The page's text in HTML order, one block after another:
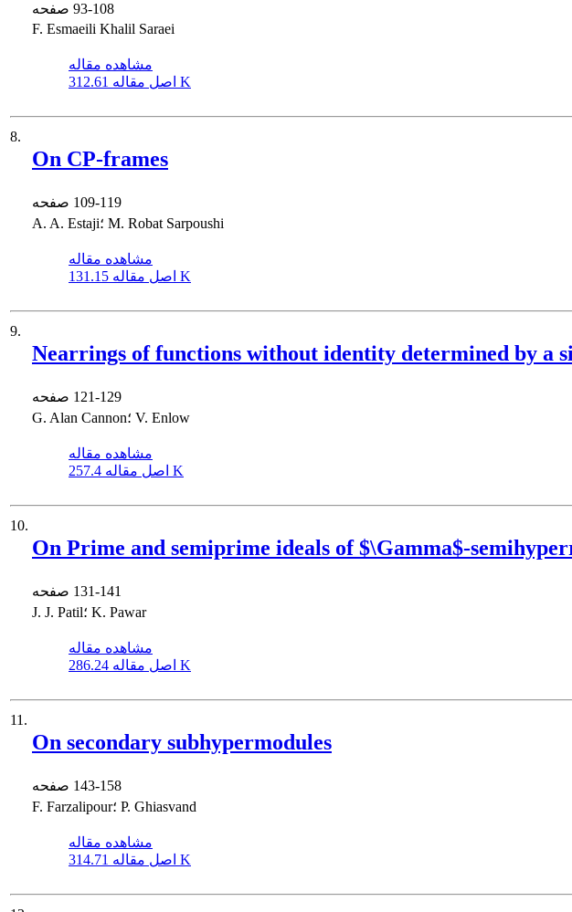
93-108
F. Esmaeili Khalil Saraei
مشاهده مقاله
اصل مقاله 312.61 K
8.
On CP-frames
109-119
A. A. Estaji؛ M. Robat Sarpoushi
مشاهده مقاله
اصل مقاله 131.15 K
9.
Nearrings of functions without identity determined by a
121-129
G. Alan Cannon؛ V. Enlow
مشاهده مقاله
اصل مقاله 257.4 K
10.
On Prime and semiprime ideals of $\Gamma$-
131-141
J. J. Patil؛ K. Pawar
مشاهده مقاله
اصل مقاله 286.24 K
11.
On secondary subhypermodules
143-158
F. Farzalipour؛ P. Ghiasvand
مشاهده مقاله
اصل مقاله 314.71 K